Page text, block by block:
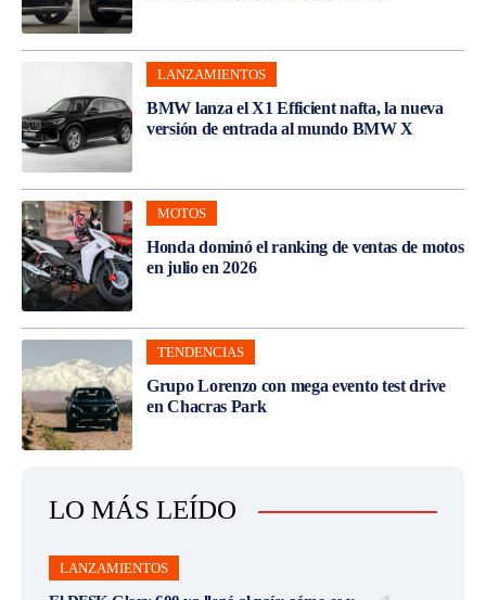
LANZAMIENTOS
BMW lanza el X1 Efficient nafta, la nueva
versión de entrada al mundo BMW X
MOTOS
Honda dominó el ranking de ventas de motos
en julio en 2026
TENDENCIAS
Grupo Lorenzo con mega evento test drive
en Chacras Park
LO MÁS LEÍDO
LANZAMIENTOS